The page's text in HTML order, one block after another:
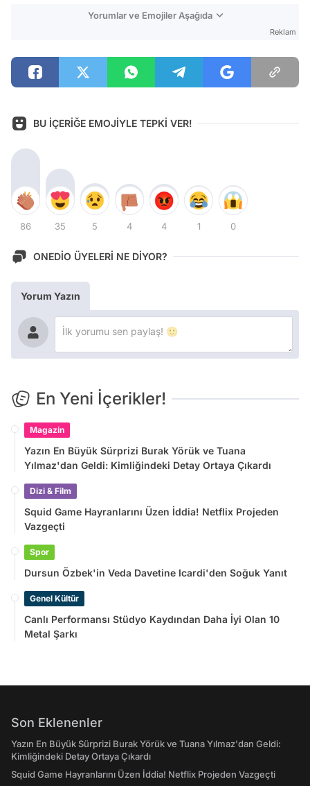
Yorumlar ve Emojiler Aşağıda
Reklam
BU İÇERİĞE EMOJİYLE TEPKİ VER!
86 35 5 4 4 1 0
ONEDİO ÜYELERİ NE DİYOR?
Yorum Yazın
En Yeni İçerikler!
Magazin
Yazın En Büyük Sürprizi Burak Yörük ve Tuana
Yılmaz'dan Geldi: Kimliğindeki Detay Ortaya Çıkardı
Dizi & Film
Squid Game Hayranlarını Üzen İddia! Netflix Projeden
Vazgeçti
Spor
Dursun Özbek'in Veda Davetine Icardi'den Soğuk Yanıt
Genel Kültür
Canlı Performansı Stüdyo Kaydından Daha İyi Olan 10
Metal Şarkı
Son Eklenenler
Yazın En Büyük Sürprizi Burak Yörük ve Tuana Yılmaz'dan Geldi:
Kimliğindeki Detay Ortaya Çıkardı
Squid Game Hayranlarını Üzen İddia! Netflix Projeden Vazgeçti